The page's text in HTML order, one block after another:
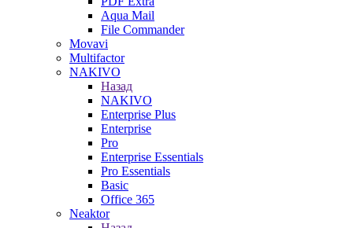
Aqua Mail
File Commander
Movavi
Multifactor
NAKIVO
Назад
NAKIVO
Enterprise Plus
Enterprise
Pro
Enterprise Essentials
Pro Essentials
Basic
Office 365
Neaktor